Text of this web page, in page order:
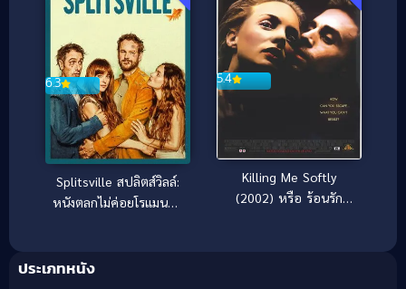
6.3
Splitsville สปลิตส์วิลล์:
หนังตลกไม่ค่อยโรแมนติก
5.4
Killing Me Softly
(2002) หรือ ร้อนรัก
ประเภทหนัง